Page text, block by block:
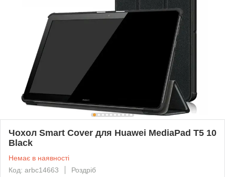
Чохол Smart Cover для Huawei MediaPad T5 10
Black
Немає в наявності
Код: arbc14663
Роздріб